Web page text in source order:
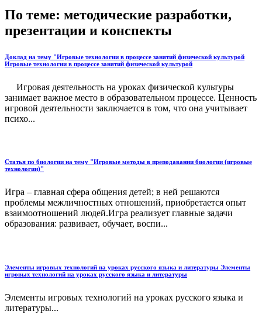
По теме: методические разработки,
презентации и конспекты
Доклад на тему "Игровые технологии в процессе занятий физической культурой
Игровые технологии в процессе занятий физической культурой
Игровая деятельность на уроках физической культуры
занимает важное место в образовательном процессе. Ценность
игровой деятельности заключается в том, что она учитывает
психо...
Статья по биологии на тему "Игровые методы в преподавании биологии (игровые
технологии)"
Игра – главная сфера общения детей; в ней решаются
проблемы межличностных отношений, приобретается опыт
взаимоотношений людей.Игра реализует главные задачи
образования: развивает, обучает, воспи...
Элементы игровых технологий на уроках русского языка и литературы Элементы
игровых технологий на уроках русского языка и литературы
Элементы игровых технологий на уроках русского языка и
литературы...